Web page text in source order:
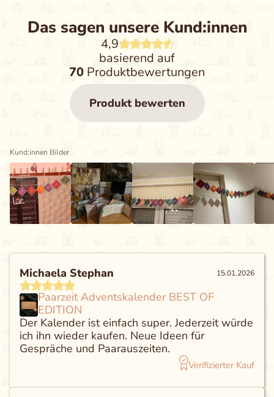
Das sagen unsere Kund:innen
4,9
basierend auf
70 Produktbewertungen
Produkt bewerten
Kund:innen Bilder
Michaela Stephan 15.01.2026
Paarzeit Adventskalender BEST OF
EDITION
Der Kalender ist einfach super. Jederzeit würde
ich ihn wieder kaufen. Neue Ideen für
Gespräche und Paarauszeiten.
Verifizierter Kauf